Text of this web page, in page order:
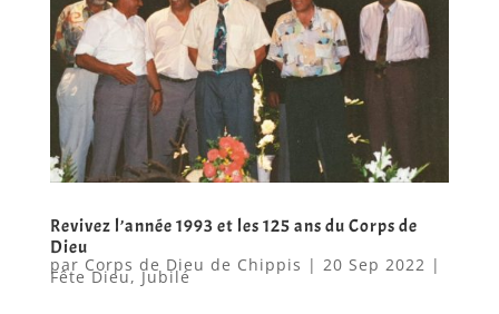
Revivez l’année 1993 et les 125 ans du Corps de
Dieu
par Corps de Dieu de Chippis | 20 Sep 2022 |
Fête Dieu, Jubilé